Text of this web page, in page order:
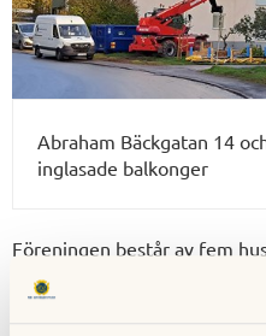
Abraham Bäckgatan 14
inglasade balkonger
Föreningen består av fem
Stambyte gjordes 1993 -